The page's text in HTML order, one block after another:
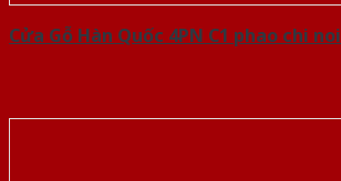
Cửa Gỗ Hàn Quốc 4PN C1 phao chi noi